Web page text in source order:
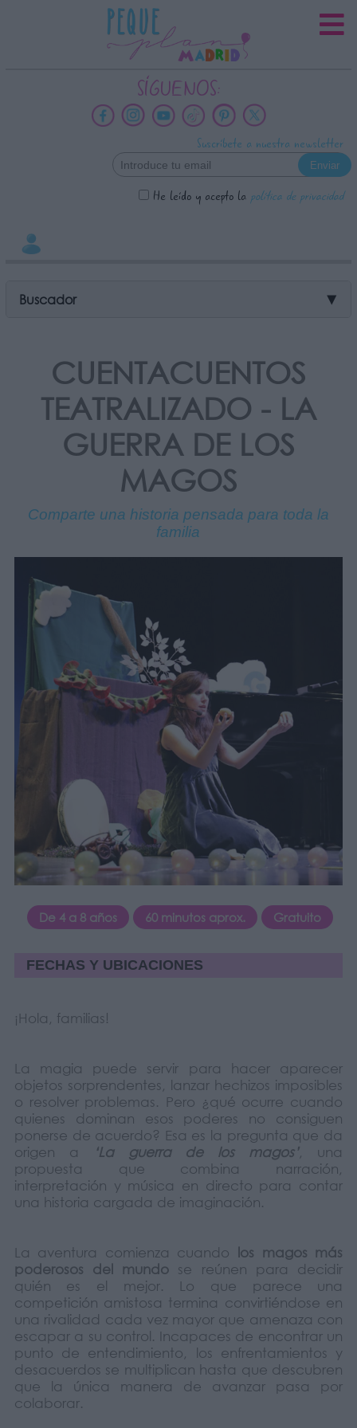
SÍGUENOS:
Suscríbete a nuestra newsletter
He leído y acepto la política de privacidad
Buscador ▼
CUENTACUENTOS
TEATRALIZADO - LA
GUERRA DE LOS
MAGOS
Comparte una historia pensada para toda la
familia
De 4 a 8 años 60 minutos aprox. Gratuito
FECHAS Y UBICACIONES
¡Hola, familias!
La magia puede servir para hacer aparecer
objetos sorprendentes, lanzar hechizos imposibles
o resolver problemas. Pero ¿qué ocurre cuando
quienes dominan esos poderes no consiguen
ponerse de acuerdo? Esa es la pregunta que da
origen a
‘La guerra de los magos’, una
propuesta que combina narración,
interpretación y música en directo para contar
una historia cargada de imaginación.
La aventura comienza cuando
los magos más
poderosos del mundo se reúnen para decidir
quién es el mejor. Lo que parece una
competición amistosa termina convirtiéndose en
una rivalidad cada vez mayor que amenaza con
escapar a su control. Incapaces de encontrar un
punto de entendimiento, los enfrentamientos y
desacuerdos se multiplican hasta que descubren
que la única manera de avanzar pasa por
colaborar.
INFORMACION SOBRE LA
PROTECCIÓN DE TUS DATOS
Datos tratados:
Información adicional